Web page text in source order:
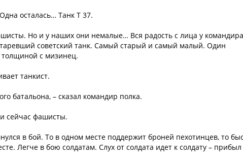
осталась… Танк Т 37.
Но и у наших они немалые… Вся радость с лица у командира
советский танк. Самый старый и самый малый. Один
толщиной с мизинец.
танкист.
батальона, – сказал командир полка.
сейчас фашисты.
в бой. То в одном месте поддержит броней пехотинцев, то
Легче в бою солдатам. Слух от солдата идет к солдату – прибыл